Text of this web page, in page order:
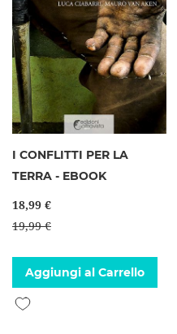
I CONFLITTI PER LA
TERRA - EBOOK
18,99 €
19,99 €
Aggiungi al Carrello
Aggiungi alla lista desideri